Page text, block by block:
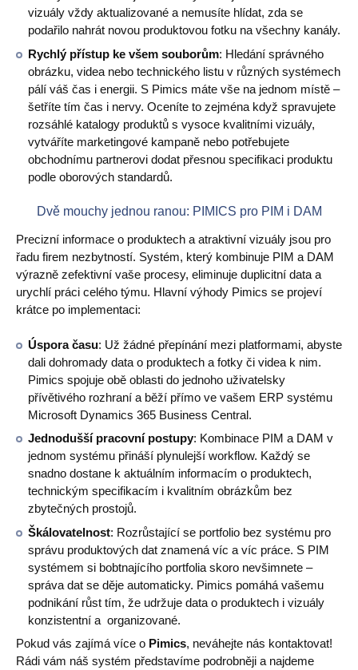
vizuály vždy aktualizované a nemusíte hlídat, zda se
podařilo nahrát novou produktovou fotku na všechny kanály.
Rychlý přístup ke všem souborům: Hledání správného
obrázku, videa nebo technického listu v různých systémech
pálí váš čas i energii. S Pimics máte vše na jednom místě –
šetříte tím čas i nervy. Oceníte to zejména když spravujete
rozsáhlé katalogy produktů s vysoce kvalitními vizuály,
vytváříte marketingové kampaně nebo potřebujete
obchodnímu partnerovi dodat přesnou specifikaci produktu
podle oborových standardů.
Dvě mouchy jednou ranou: PIMICS pro PIM i DAM
Precizní informace o produktech a atraktivní vizuály jsou pro
řadu firem nezbytností. Systém, který kombinuje PIM a DAM
výrazně zefektivní vaše procesy, eliminuje duplicitní data a
urychlí práci celého týmu. Hlavní výhody Pimics se projeví
krátce po implementaci:
Úspora času: Už žádné přepínání mezi platformami, abyste
dali dohromady data o produktech a fotky či videa k nim.
Pimics spojuje obě oblasti do jednoho uživatelsky
přívětivého rozhraní a běží přímo ve vašem ERP systému
Microsoft Dynamics 365 Business Central.
Jednodušší pracovní postupy: Kombinace PIM a DAM v
jednom systému přináší plynulejší workflow. Každý se
snadno dostane k aktuálním informacím o produktech,
technickým specifikacím i kvalitním obrázkům bez
zbytečných prostojů.
Škálovatelnost: Rozrůstající se portfolio bez systému pro
správu produktových dat znamená víc a víc práce. S PIM
systémem si bobtnajícího portfolia skoro nevšimnete –
správa dat se děje automaticky. Pimics pomáhá vašemu
podnikání růst tím, že udržuje data o produktech i vizuály
konzistentní a organizované.
Pokud vás zajímá více o Pimics, neváhejte nás kontaktovat!
Rádi vám náš systém představíme podrobněji a najdeme